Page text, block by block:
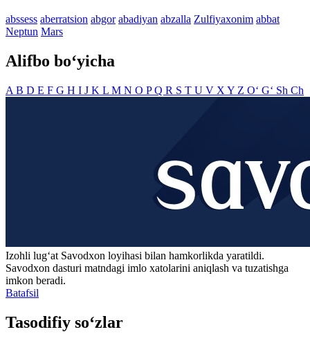
abssess aberratsion abgor abadiyan abzalla Zulfiyaxonim abbat
Neptun Mars
Alifbo bo‘yicha
A B D E F G H I J K L M N O PQ R S T U V X Y Z O‘ G‘ Sh Ch
Izohli lugʻat Savodxon loyihasi bilan hamkorlikda yaratildi.
Savodxon dasturi matndagi imlo xatolarini aniqlash va tuzatishga
imkon beradi.
Batafsil
Tasodifiy so‘zlar